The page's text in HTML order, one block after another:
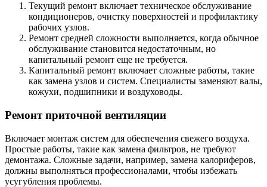
Текущий ремонт включает техническое обслуживание
кондиционеров, очистку поверхностей и профилактику
рабочих узлов.
Ремонт средней сложности выполняется, когда обычное
обслуживание становится недостаточным, но
капитальный ремонт еще не требуется.
Капитальный ремонт включает сложные работы, такие
как замена узлов и систем. Специалисты заменяют валы,
кожухи, подшипники и воздуховоды.
Ремонт приточной вентиляции
Включает монтаж систем для обеспечения свежего воздуха.
Простые работы, такие как замена фильтров, не требуют
демонтажа. Сложные задачи, например, замена калориферов,
должны выполняться профессионалами, чтобы избежать
усугубления проблемы.